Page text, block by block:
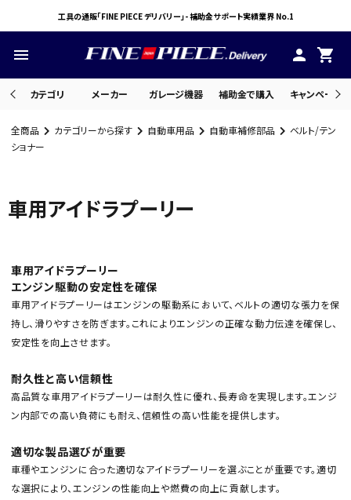
工具の通販「FINE PIECE デリバリー」- 補助金サポート実績業界 No.1
menu person shopping_cart
カテゴリ メーカー ガレージ機器 補助金で購入 キャンペーン
ACCOUNT MENU
meeting_room ログイン
カテゴリから選ぶ
全商品 カテゴリーから探す 自動車用品 自動車補修部品
ベルト/テン
ショナー
車用アイドラプーリー
車用アイドラプーリー
エンジン駆動の安定性を確保
車用アイドラプーリーはエンジンの駆動系において、ベルトの適切な張力を保
持し、滑りやすさを防ぎます。これによりエンジンの正確な動力伝達を確保し、
安定性を向上させます。
耐久性と高い信頼性
高品質な車用アイドラプーリーは耐久性に優れ、長寿命を実現します。エンジ
ン内部での高い負荷にも耐え、信頼性の高い性能を提供します。
適切な製品選びが重要
車種やエンジンに合った適切なアイドラプーリーを選ぶことが重要です。適切
な選択により、エンジンの性能向上や燃費の向上に貢献します。